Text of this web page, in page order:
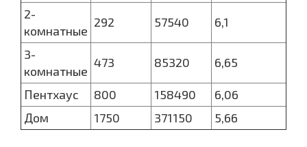
2-
комнатные
292 57540 6,1
3-
комнатные
473 85320 6,65
Пентхаус 800 158490
6,06
Дом
1750 371150 5,66